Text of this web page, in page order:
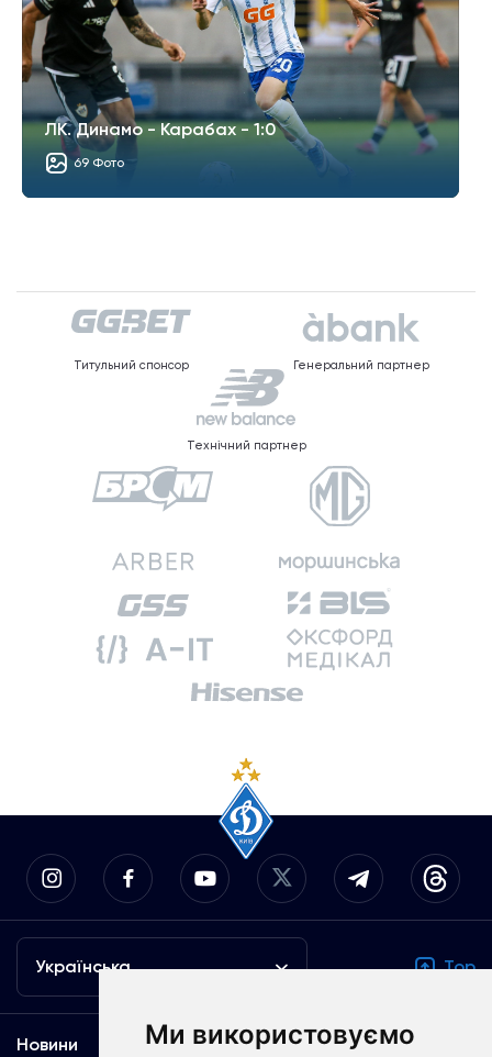
Ми використовуємо
ЛК. Динамо - Карабах - 1:0
69 Фото
Титульний спонсор Генеральний партнер
Технічний партнер
Українська Top
Новини Медіа